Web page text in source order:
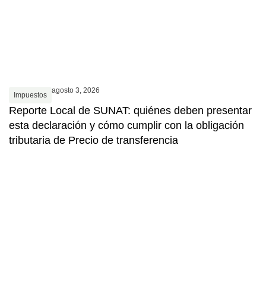
Impuestos
agosto 3, 2026
Reporte Local de SUNAT: quiénes deben presentar
esta declaración y cómo cumplir con la obligación
tributaria de Precio de transferencia